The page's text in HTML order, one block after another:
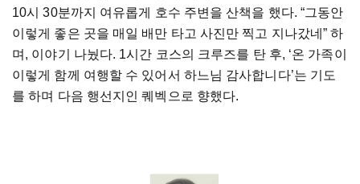
10시30분까지 여유롭게 호수 주변을 산책을 했다. “그동안
이렇게 좋은 곳을 매일 배만 타고 사진만 찍고 지나갔네”하
며 , 이야기 나눴다. 1시간 코스의 크루즈를 탄 후, ‘온 가족이
이렇게 함께 여행할 수 있어서 하느님 감사합니다’는 기도
를 하며 다음 행선지인 퀘벡으로 향했다.